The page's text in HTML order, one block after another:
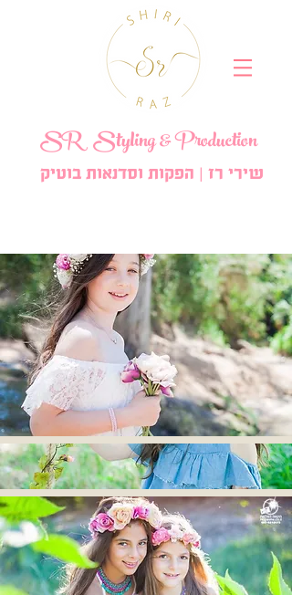
SRStyling& Production
שירי רז | הפקות וסדנאות בוטיק